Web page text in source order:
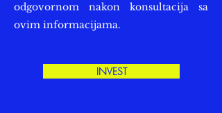
odgovornom nakon konsultacija sa
ovim informacijama.
INVEST